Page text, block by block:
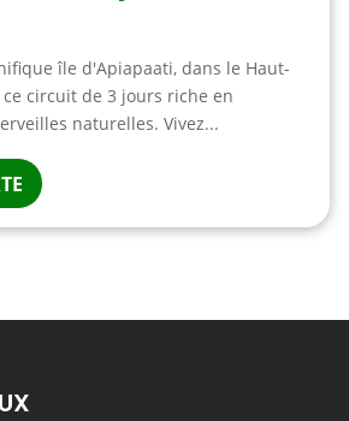
île d'Apiapaati, dans le Haut-
circuit de 3 jours riche en
naturelles. Vivez...